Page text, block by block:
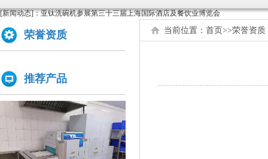
[新闻动态]：亚钛洗碗机参展第三十三届上海国际酒店及餐饮业博览会
高效稳定且具潜力的创业选择：洗碗机
亚钛洗碗机参展第三十三届上海国际酒店及餐饮业博览会
学校食堂采购洗碗机的必要性分析
为什么要选择国产品牌的洗碗机?
洗碗机比手洗更卫生？更节水？更高效？
你们学校还没有用上学校食堂洗碗机吗？
荣誉资质
推荐产品
当前位置： 首页>>荣誉资质